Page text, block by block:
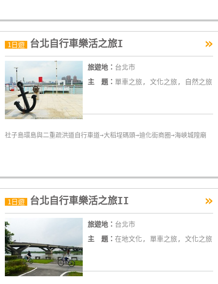
1日遊 台北自行車樂活之旅I »
旅遊地： 台北市
主 題： 單車之旅, 文化之旅, 自然之旅
社子島環島與二重疏洪道自行車道→大稻埕碼頭→迪化街商圈→海峽城隍廟
1日遊 台北自行車樂活之旅II »
旅遊地： 台北市
主 題： 在地文化, 單車之旅, 文化之旅